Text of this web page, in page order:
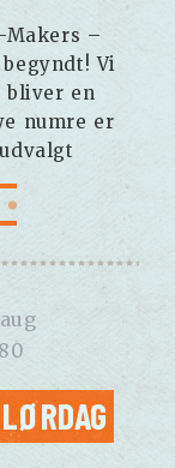
–
Vi
bliver en
numre er
aug
80